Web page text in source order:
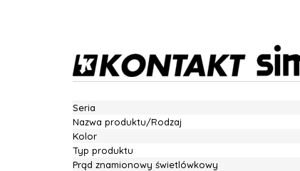
Seria
Nazwa produktu/Rodzaj
Kolor
Typ produktu
Prąd znamionowy świetlówkowy